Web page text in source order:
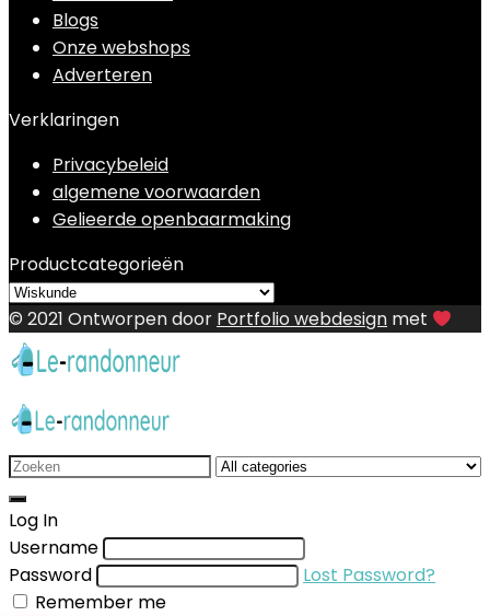
Blogs
Onze webshops
Adverteren
Verklaringen
Privacybeleid
algemene voorwaarden
Gelieerde openbaarmaking
Productcategorieën
© 2021 Ontworpen door Portfolio webdesign met
Search
for:
Log In
Username
Password
Lost Password?
Remember me